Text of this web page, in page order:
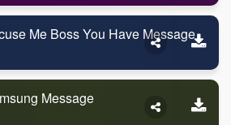
Me Boss You Have Message
Message